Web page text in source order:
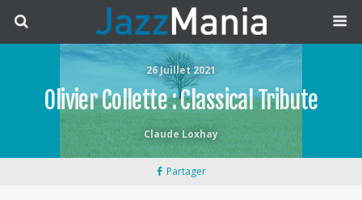
26 Juillet 2021
Olivier Collette : Classical Tribute
Claude Loxhay
Partager